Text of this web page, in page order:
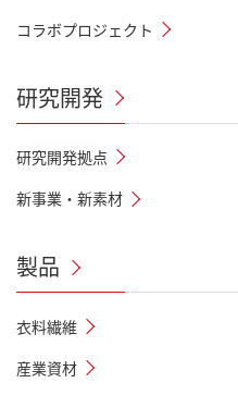
コラボプロジェクト
研究開発
研究開発拠点
新事業・新素材
製品
衣料繊維
産業資材